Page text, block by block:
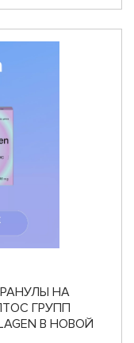
НА
ГРУПП
В НОВОЙ